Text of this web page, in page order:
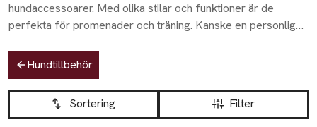
hundaccessoarer. Med olika stilar och funktioner är de
perfekta för promenader och träning. Kanske en personlig
fyrbenta vän.
Hoppa till produktsidan
Hundtillbehör
Hoppa till produktsidan
Filter
Sortering
Lista över produkter